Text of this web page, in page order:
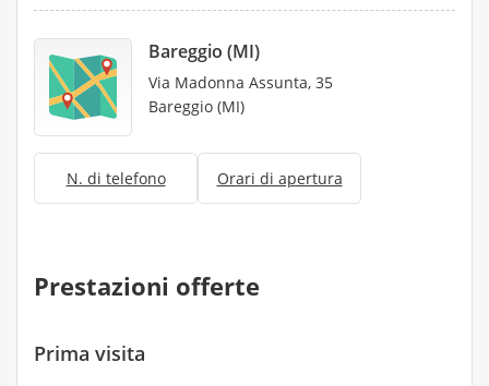
Bareggio (MI)
Via Madonna Assunta, 35
Bareggio (MI)
N. di telefono Orari di apertura
Prestazioni offerte
Prima visita